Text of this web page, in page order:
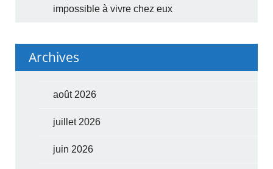
impossible à vivre chez eux
Archives
août 2026
juillet 2026
juin 2026